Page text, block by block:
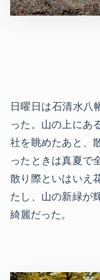
日曜日は石清水八
った。山の上にあ
社を眺めたあと、
ったときは真夏で
散り際といはいえ
たし、山の新緑が
綺麗だった。